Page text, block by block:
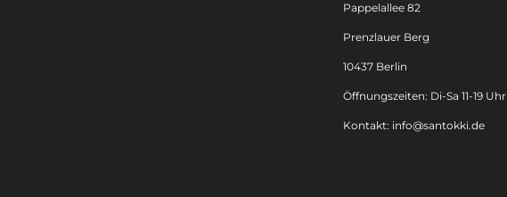
Pappelallee 82
Prenzlauer Berg
10437 Berlin
Öffnungszeiten: Di-Sa 11-19 Uhr
Kontakt: info@santokki.de